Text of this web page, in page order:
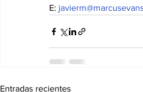
E:
Entradas recientes